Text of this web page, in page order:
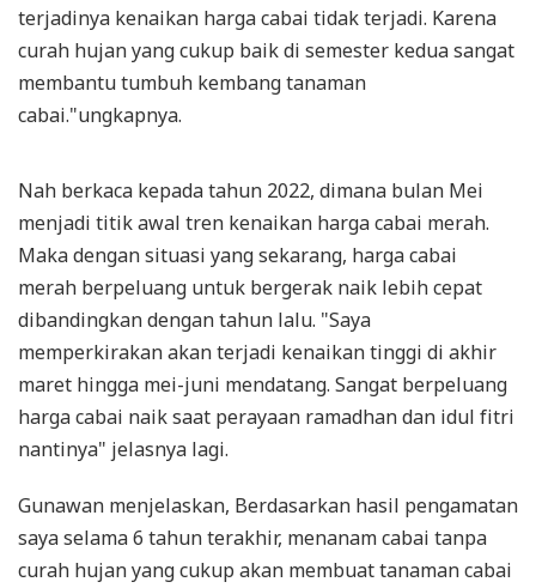
terjadinya kenaikan harga cabai tidak terjadi. Karena
curah hujan yang cukup baik di semester kedua sangat
membantu tumbuh kembang tanaman
cabai."ungkapnya.
Nah berkaca kepada tahun 2022, dimana bulan Mei
menjadi titik awal tren kenaikan harga cabai merah.
Maka dengan situasi yang sekarang, harga cabai
merah berpeluang untuk bergerak naik lebih cepat
dibandingkan dengan tahun lalu. "Saya
memperkirakan akan terjadi kenaikan tinggi di akhir
maret hingga mei-juni mendatang. Sangat berpeluang
harga cabai naik saat perayaan ramadhan dan idul fitri
nantinya" jelasnya lagi.
Gunawan menjelaskan, Berdasarkan hasil pengamatan
saya selama 6 tahun terakhir, menanam cabai tanpa
curah hujan yang cukup akan membuat tanaman cabai